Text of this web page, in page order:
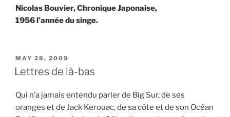
Nicolas Bouvier, Chronique Japonaise,
1956 l’année du singe.
POSTED
ON
MAY 28, 2009
Lettres de là-bas
Qui n’a jamais entendu parler de Big Sur, de ses
oranges et de Jack Kerouac, de sa côte et de son Océan